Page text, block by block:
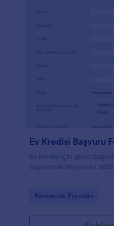
Ev Kredisi Başvuru
Ev kredisi için genel
başvurmak isteyenler
Go to Category:
Bankacılık Formları